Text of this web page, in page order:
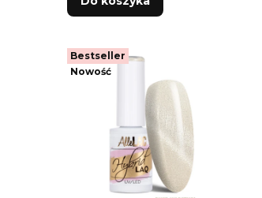
Bestseller
Nowość